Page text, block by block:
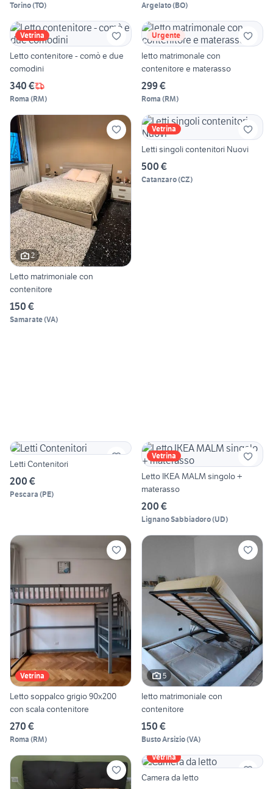
Torino(TO) Argelato(BO)
Vetrina
Letto contenitore - comò e due
comodini
340 €
Roma (RM)
Urgente
letto matrimonale con
contenitore e materasso
299 €
Roma (RM)
2
Letto matrimoniale con
contenitore
150 €
Samarate(VA)
Vetrina
Letti singoli contenitori Nuovi
500 €
Catanzaro(CZ)
Letti Contenitori
200 €
Pescara (PE)
Vetrina
Letto IKEA MALM singolo +
materasso
200 €
Lignano Sabbiadoro(UD)
Vetrina
Letto soppalco grigio 90x200
con scala contenitore
270 €
Roma (RM)
5
letto matrimoniale con
contenitore
150 €
Busto Arsizio(VA)
Vetrina
Camera da letto